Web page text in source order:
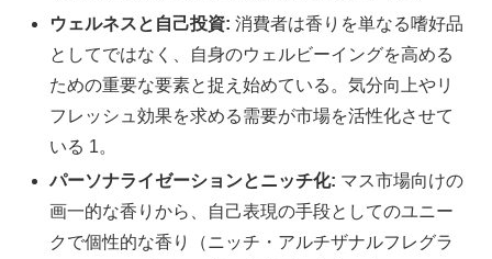
ウェルネスと自己投資: 消費者は香りを単なる嗜好品
としてではなく、自身のウェルビーイングを高める
ための重要な要素と捉え始めている。気分向上やリ
フレッシュ効果を求める需要が市場を活性化させて
いる 1。
パーソナライゼーションとニッチ化: マス市場向けの
画一的な香りから、自己表現の手段としてのユニー
クで個性的な香り（ニッチ・アルチザナルフレグラ